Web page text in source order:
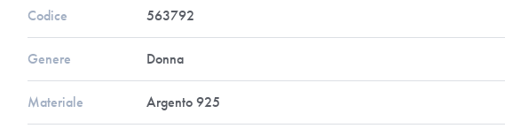
Codice 563792
Genere Donna
Materiale Argento 925